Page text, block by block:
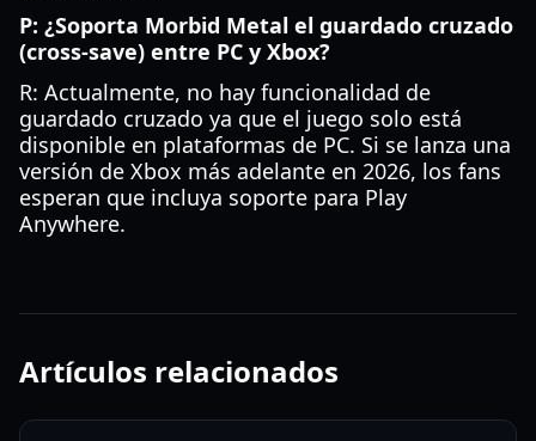
P: ¿Soporta Morbid Metal el guardado cruzado
(cross-save) entre PC y Xbox?
R: Actualmente, no hay funcionalidad de
guardado cruzado ya que el juego solo está
disponible en plataformas de PC. Si se lanza una
versión de Xbox más adelante en 2026, los fans
esperan que incluya soporte para Play
Anywhere.
Artículos relacionados